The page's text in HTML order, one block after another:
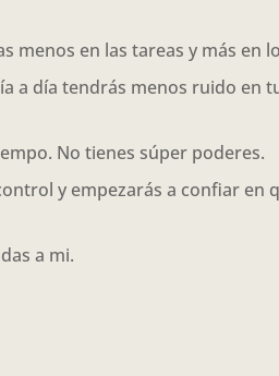
menos en las tareas y más
a día tendrás menos ruido en
No tienes súper poderes.
y empezarás a confiar
a mi.